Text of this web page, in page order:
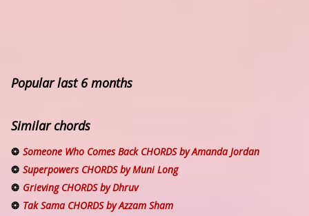
Popular last 6 months
Similar chords
Someone Who Comes Back CHORDS by Amanda Jordan
Superpowers CHORDS by Muni Long
Grieving CHORDS by Dhruv
Tak Sama CHORDS by Azzam Sham